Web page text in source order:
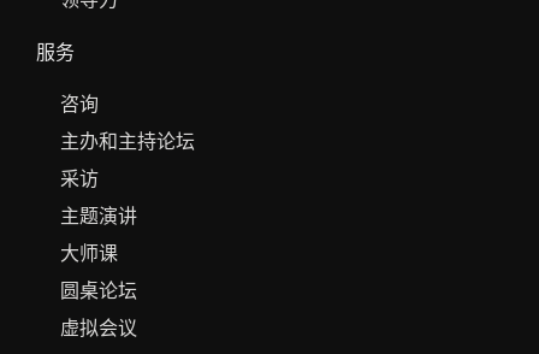
服务
咨询
主办和主持论坛
采访
主题演讲
大师课
圆桌论坛
虚拟会议